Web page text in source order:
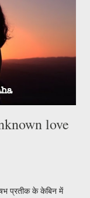
love
प्रतीक के केबिन में